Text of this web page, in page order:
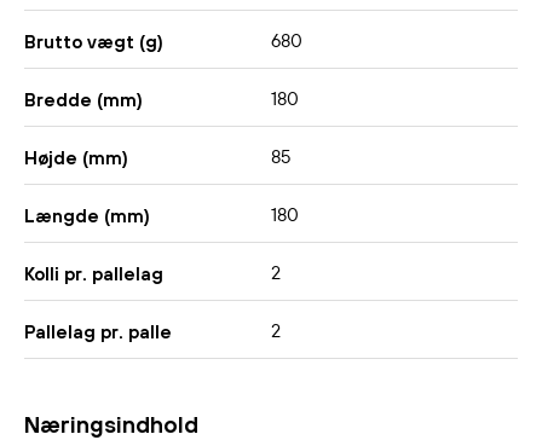
Brutto vægt (g) 680
Bredde (mm) 180
Højde (mm) 85
Længde (mm) 180
Kolli pr. pallelag 2
Pallelag pr. palle 2
Næringsindhold